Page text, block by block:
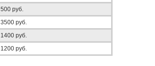
500 руб.
3500 руб.
1400 руб.
1200 руб.